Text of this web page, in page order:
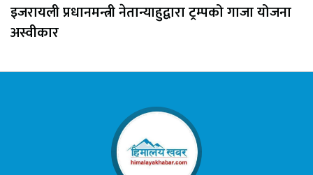
इजरायली प्रधानमन्त्री नेतान्याहुद्वारा ट्रम्पको गाजा योजना
अस्वीकार